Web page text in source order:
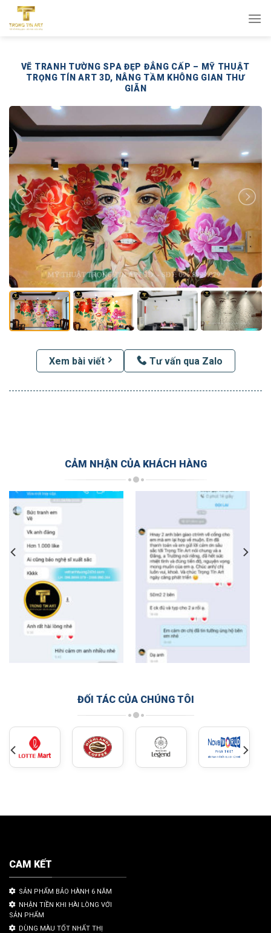
qua
VẼ TRANH TƯỜNG SPA ĐẸP ĐẲNG CẤP – MỸ THUẬT
TRỌNG TÍN ART 3D, NÂNG TẦM KHÔNG GIAN THƯ
GIÃN
Xem bài viết Tư vấn qua Zalo
CẢM NHẬN CỦA KHÁCH HÀNG
ĐỐI TÁC CỦA CHÚNG TÔI
CAM KẾT
SẢN PHẨM BẢO HÀNH 6 NĂM
NHẬN TIỀN KHI HÀI LÒNG VỚI
SẢN PHẨM
DÙNG MÀU TỐT NHẤT THỊ